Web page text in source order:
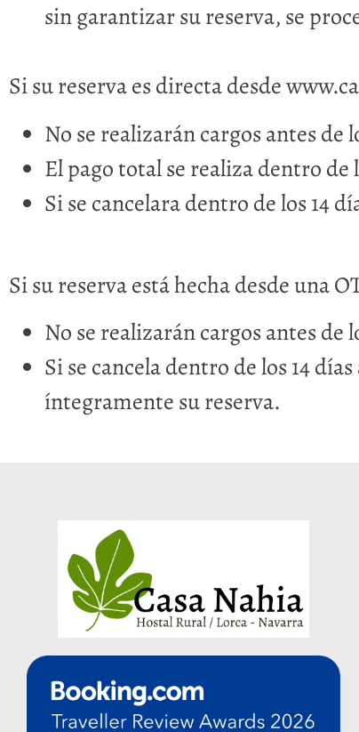
sin garantizar su reserva, se
Si su reserva es directa desde
No se realizarán cargos antes de
El pago total se realiza dentro de
Si se cancelara dentro de los 14
Si su reserva está hecha desde una
No se realizarán cargos antes de
Si se cancela dentro de los 14
íntegramente su reserva.